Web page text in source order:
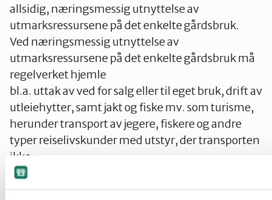
allsidig, næringsmessig utnyttelse av
utmarksressursene på det enkelte gårdsbruk.
Ved næringsmessig utnyttelse av
utmarksressursene på det enkelte gårdsbruk må
regelverket hjemle
bl.a. uttak av ved for salg eller til eget bruk, drift av
utleiehytter, samt jakt og fiske mv. som turisme,
herunder transport av jegere, fiskere og andre
typer reiselivskunder med utstyr, der transporten
ikke
er formålet med reiselivspakken. Det må tas